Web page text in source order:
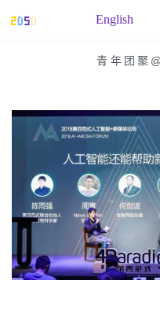
English
青年团聚